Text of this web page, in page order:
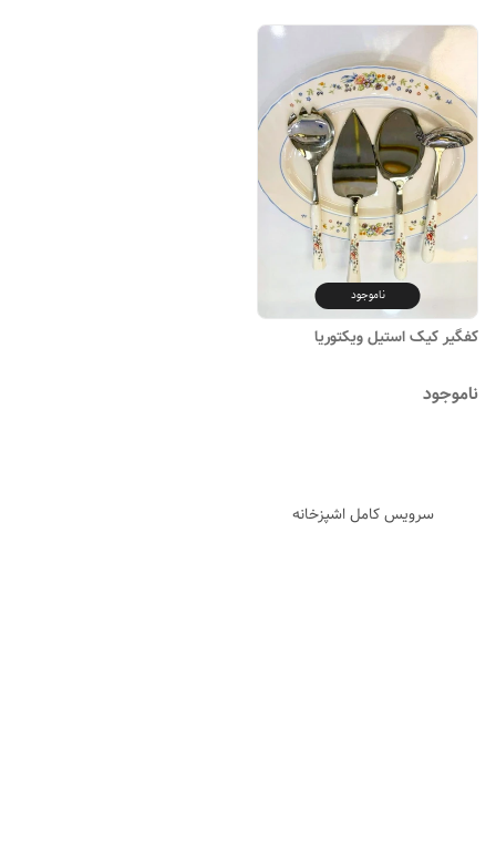
ناموجود
کفگیر کیک استیل ویکتوریا
ناموجود
سرویس کامل اشپزخانه